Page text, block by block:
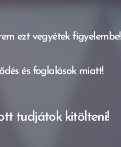
ezt vegyétek figyelembe!
és foglalások miatt!
tudjátok kitölteni!